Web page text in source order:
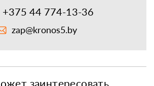
+375 44 774-13-36
zap@kronos5.by
заинтересовать